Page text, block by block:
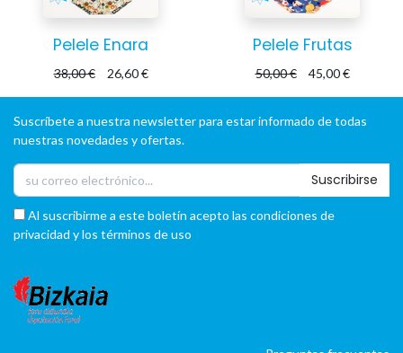
Pelele Enara
38,00€ 26,60€
Pelele Frutas
50,00€ 45,00€
Suscríbete a nuestra newsletter para estar informado de todas
nuestras novedades y ofertas.
Suscribirse
Al suscribirme a este boletín acepto las condiciones de
privacidad y los términos de uso